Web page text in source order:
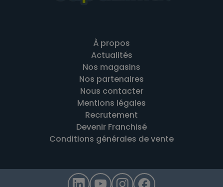
À propos
Actualités
Nos magasins
Nos partenaires
Nous contacter
Mentions légales
Recrutement
Devenir Franchisé
Conditions générales de vente